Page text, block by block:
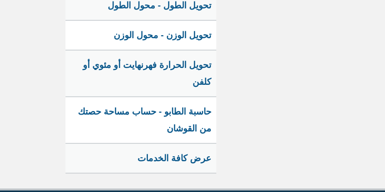
تحويل الطول - محول الطول
تحويل الوزن - محول الوزن
تحويل الحرارة فهرنهايت أو مئوي أو
كلفن
حاسبة الطابو - حساب مساحة حصتك
من القوشان
عرض كافة الخدمات